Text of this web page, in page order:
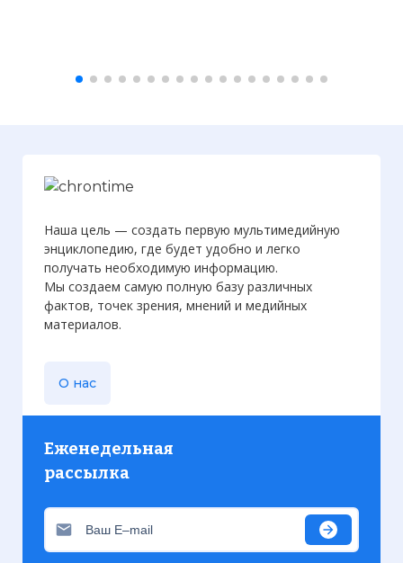
☓
Марка США, посвящённая прибытию
кораблей "The Ark" и "The Dove" в
Наша цель — создать первую мультимедийную
энциклопедию, где будет удобно и легко
получать необходимую информацию.
Мы создаем самую полную базу различных
фактов, точек зрения, мнений и медийных
материалов.
О нас
Еженедельная
рассылка